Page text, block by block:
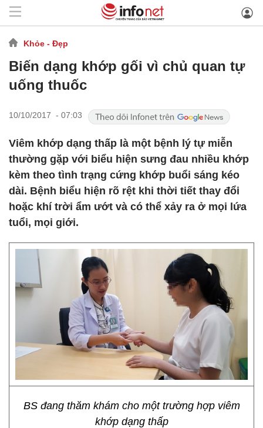
Khỏe - Đẹp
Biến dạng khớp gối vì chủ quan tự
uống thuốc
10/10/2017 - 07:03
Viêm khớp dạng thấp là một bệnh lý tự miễn
thường gặp với biểu hiện sưng đau nhiều khớp
kèm theo tình trạng cứng khớp buổi sáng kéo
dài. Bệnh biểu hiện rõ rệt khi thời tiết thay đổi
hoặc khí trời ẩm ướt và có thể xảy ra ở mọi lứa
tuổi, mọi giới.
BS đang thăm khám cho một trường hợp viêm
khớp dạng thấp